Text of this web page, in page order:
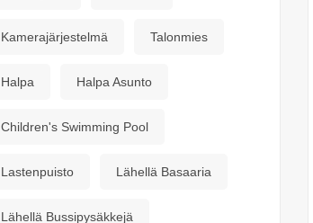
Kamerajärjestelmä Talonmies
Halpa Halpa Asunto
Children's Swimming Pool
Lastenpuisto Lähellä Basaaria
Lähellä Bussipysäkkejä